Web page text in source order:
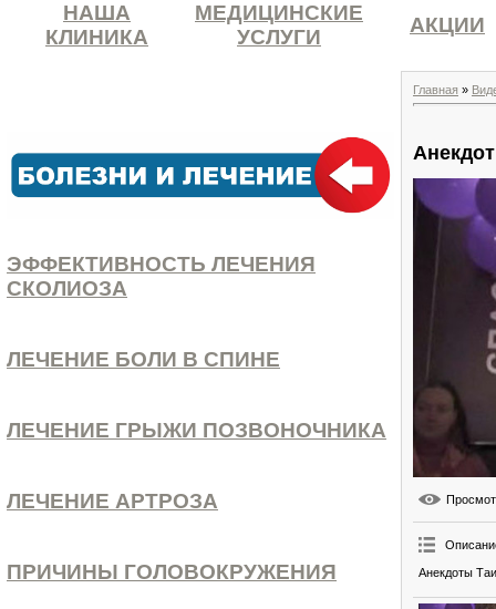
НАША
КЛИНИКА
МЕДИЦИНСКИЕ
УСЛУГИ
АКЦИИ
ЭФФЕКТИВНОСТЬ ЛЕЧЕНИЯ
СКОЛИОЗА
ЛЕЧЕНИЕ БОЛИ В СПИНЕ
ЛЕЧЕНИЕ ГРЫЖИ ПОЗВОНОЧНИКА
ЛЕЧЕНИЕ АРТРОЗА
ПРИЧИНЫ ГОЛОВОКРУЖЕНИЯ
Главная »
Анекдоты